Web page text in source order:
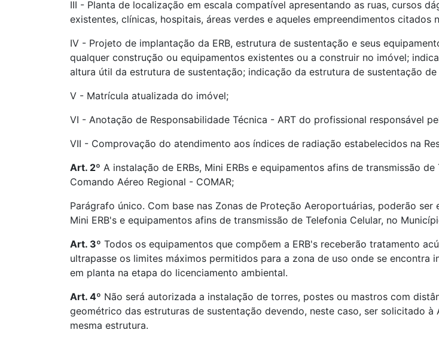
III - Planta de localização em escala compatível apresentando as ruas, cursos
existentes, clínicas, hospitais, áreas verdes e aqueles empreendimentos
IV - Projeto de implantação da ERB, estrutura de sustentação e seus
qualquer construção ou equipamentos existentes ou a construir no imóvel;
altura útil da estrutura de sustentação; indicação da estrutura de sustentação
V - Matrícula atualizada do imóvel;
VI - Anotação de Responsabilidade Técnica - ART do profissional responsável
VII - Comprovação do atendimento aos índices de radiação estabelecidos na
Art. 2º A instalação de ERBs, Mini ERBs e equipamentos afins de transmissão
Comando Aéreo Regional - COMAR;
Parágrafo único. Com base nas Zonas de Proteção Aeroportuárias, poderão
Mini ERB's e equipamentos afins de transmissão de Telefonia Celular, no
Art. 3º Todos os equipamentos que compõem a ERB's receberão tratamento
ultrapasse os limites máximos permitidos para a zona de uso onde se
em planta na etapa do licenciamento ambiental.
Art. 4º Não será autorizada a instalação de torres, postes ou mastros com
geométrico das estruturas de sustentação devendo, neste caso, ser solicitado
mesma estrutura.